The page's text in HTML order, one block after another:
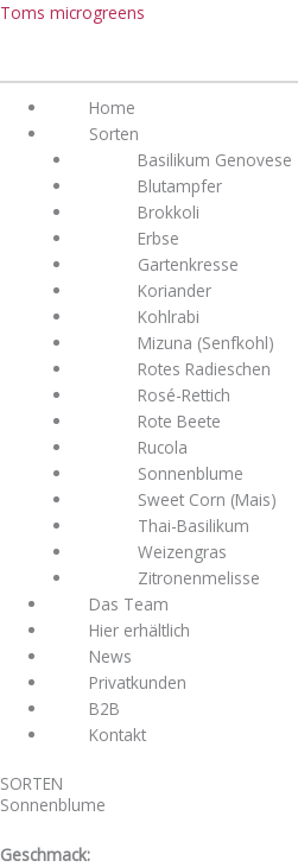
Zum
Toms microgreens
Menü
Home
Sorten
Basilikum Genovese
Blutampfer
Brokkoli
Erbse
Gartenkresse
Koriander
Kohlrabi
Mizuna (Senfkohl)
Rotes Radieschen
Rosé-Rettich
Rote Beete
Rucola
Sonnenblume
Sweet Corn (Mais)
Thai-Basilikum
Weizengras
Zitronenmelisse
Das Team
Hier erhältlich
News
Privatkunden
B2B
Kontakt
SORTEN
Sonnenblume
Geschmack:
Menü